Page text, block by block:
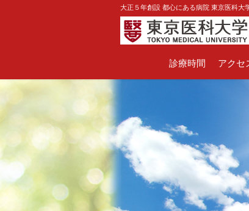
大正５年創設 都心にある病院 東京医科大
診療時間 アクセ